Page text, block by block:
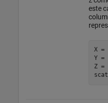
este
X
Y =
Z =